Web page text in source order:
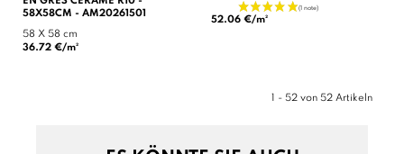
58X58CM - AM20261501
58 X 58 cm
36.72 €/m²
52.06 €/m²
1 - 52 von 52 Artikeln